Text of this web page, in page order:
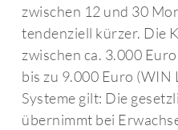
zwischen 12 und 30
tendenziell kürzer. Die
zwischen ca. 3.000
bis zu 9.000 Euro (WIN
Systeme gilt: Die
übernimmt bei